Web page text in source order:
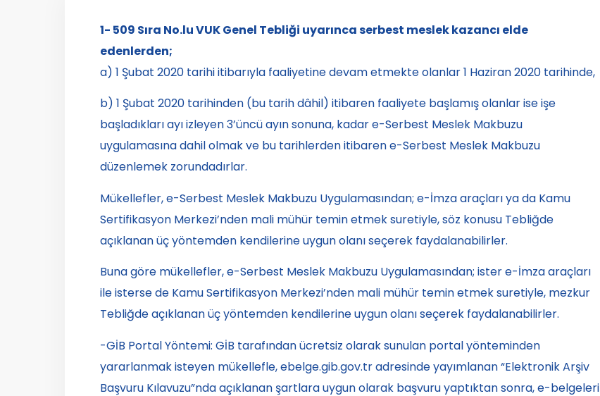
1- 509 Sıra No.lu VUK Genel Tebliği uyarınca serbest meslek kazancı elde
edenlerden;
a) 1 Şubat 2020 tarihi itibarıyla faaliyetine devam etmekte olanlar1 Haziran 2020 tarihinde,
b) 1 Şubat 2020 tarihinden (bu tarih dâhil) itibaren faaliyete başlamış olanlar ise işe
başladıkları ayı izleyen3’üncü ayın sonuna, kadar e-Serbest Meslek Makbuzu
uygulamasına dahil olmak ve bu tarihlerden itibarene-Serbest Meslek Makbuzu
düzenlemek zorundadırlar.
Mükellefler, e-Serbest Meslek Makbuzu Uygulamasından; e-İmza araçları ya da Kamu
Sertifikasyon Merkezi’nden mali mühür temin etmek suretiyle, söz konusu Tebliğde
açıklanan üç yöntemden kendilerine uygun olanı seçerek faydalanabilirler.
Buna göre mükellefler, e-Serbest Meslek Makbuzu Uygulamasından; ister e-İmza araçları
ile isterse de Kamu Sertifikasyon Merkezi’nden mali mühür temin etmek suretiyle, mezkur
Tebliğde açıklanan üç yöntemden kendilerine uygun olanı seçerek faydalanabilirler.
-GİB Portal Yöntemi: GİB tarafından ücretsiz olarak sunulan portal yönteminden
yararlanmak isteyen mükellefle, ebelge.gib.gov.tr adresinde yayımlanan “Elektronik Arşiv
Başvuru Kılavuzu”nda açıklanan şartlara uygun olarak başvuru yaptıktan sonra, e-belgeleri